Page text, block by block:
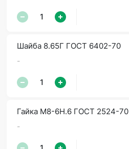
Шайба 8.65Г ГОСТ 6402-70
-
Гайка М8-6Н.6 ГОСТ 2524-70
-